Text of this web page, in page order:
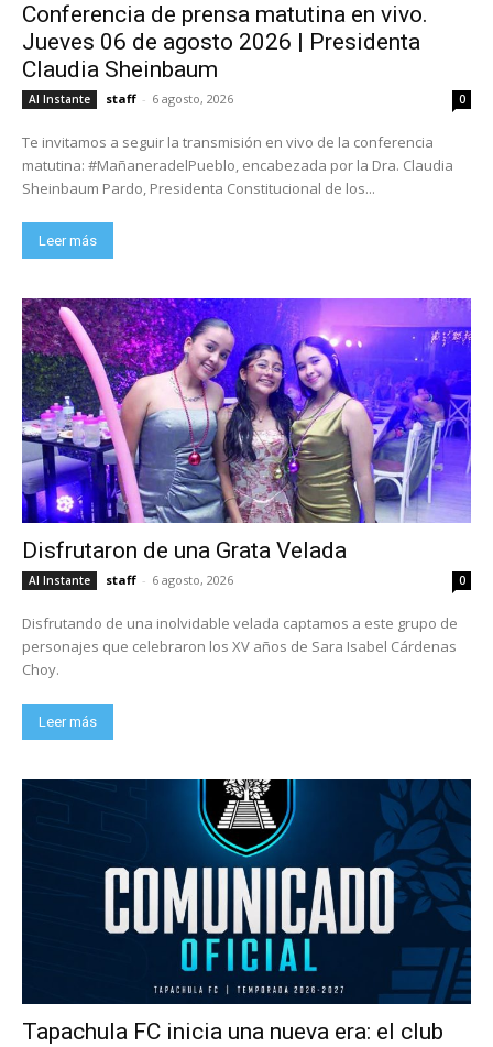
Conferencia de prensa matutina en vivo.
Jueves 06 de agosto 2026 | Presidenta
Claudia Sheinbaum
Al Instante staff - 6 agosto, 2026 0
Te invitamos a seguir la transmisión en vivo de la conferencia
matutina: #MañaneradelPueblo, encabezada por la Dra. Claudia
Sheinbaum Pardo, Presidenta Constitucional de los...
Leer más
Disfrutaron de una Grata Velada
Al Instante staff - 6 agosto, 2026 0
Disfrutando de una inolvidable velada captamos a este grupo de
personajes que celebraron los XV años de Sara Isabel Cárdenas
Choy.
Leer más
Tapachula FC inicia una nueva era: el club